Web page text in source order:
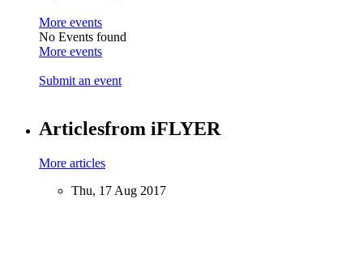
More events
No Events found
More events
Submit an event
Articlesfrom iFLYER
More articles
Thu, 17 Aug 2017